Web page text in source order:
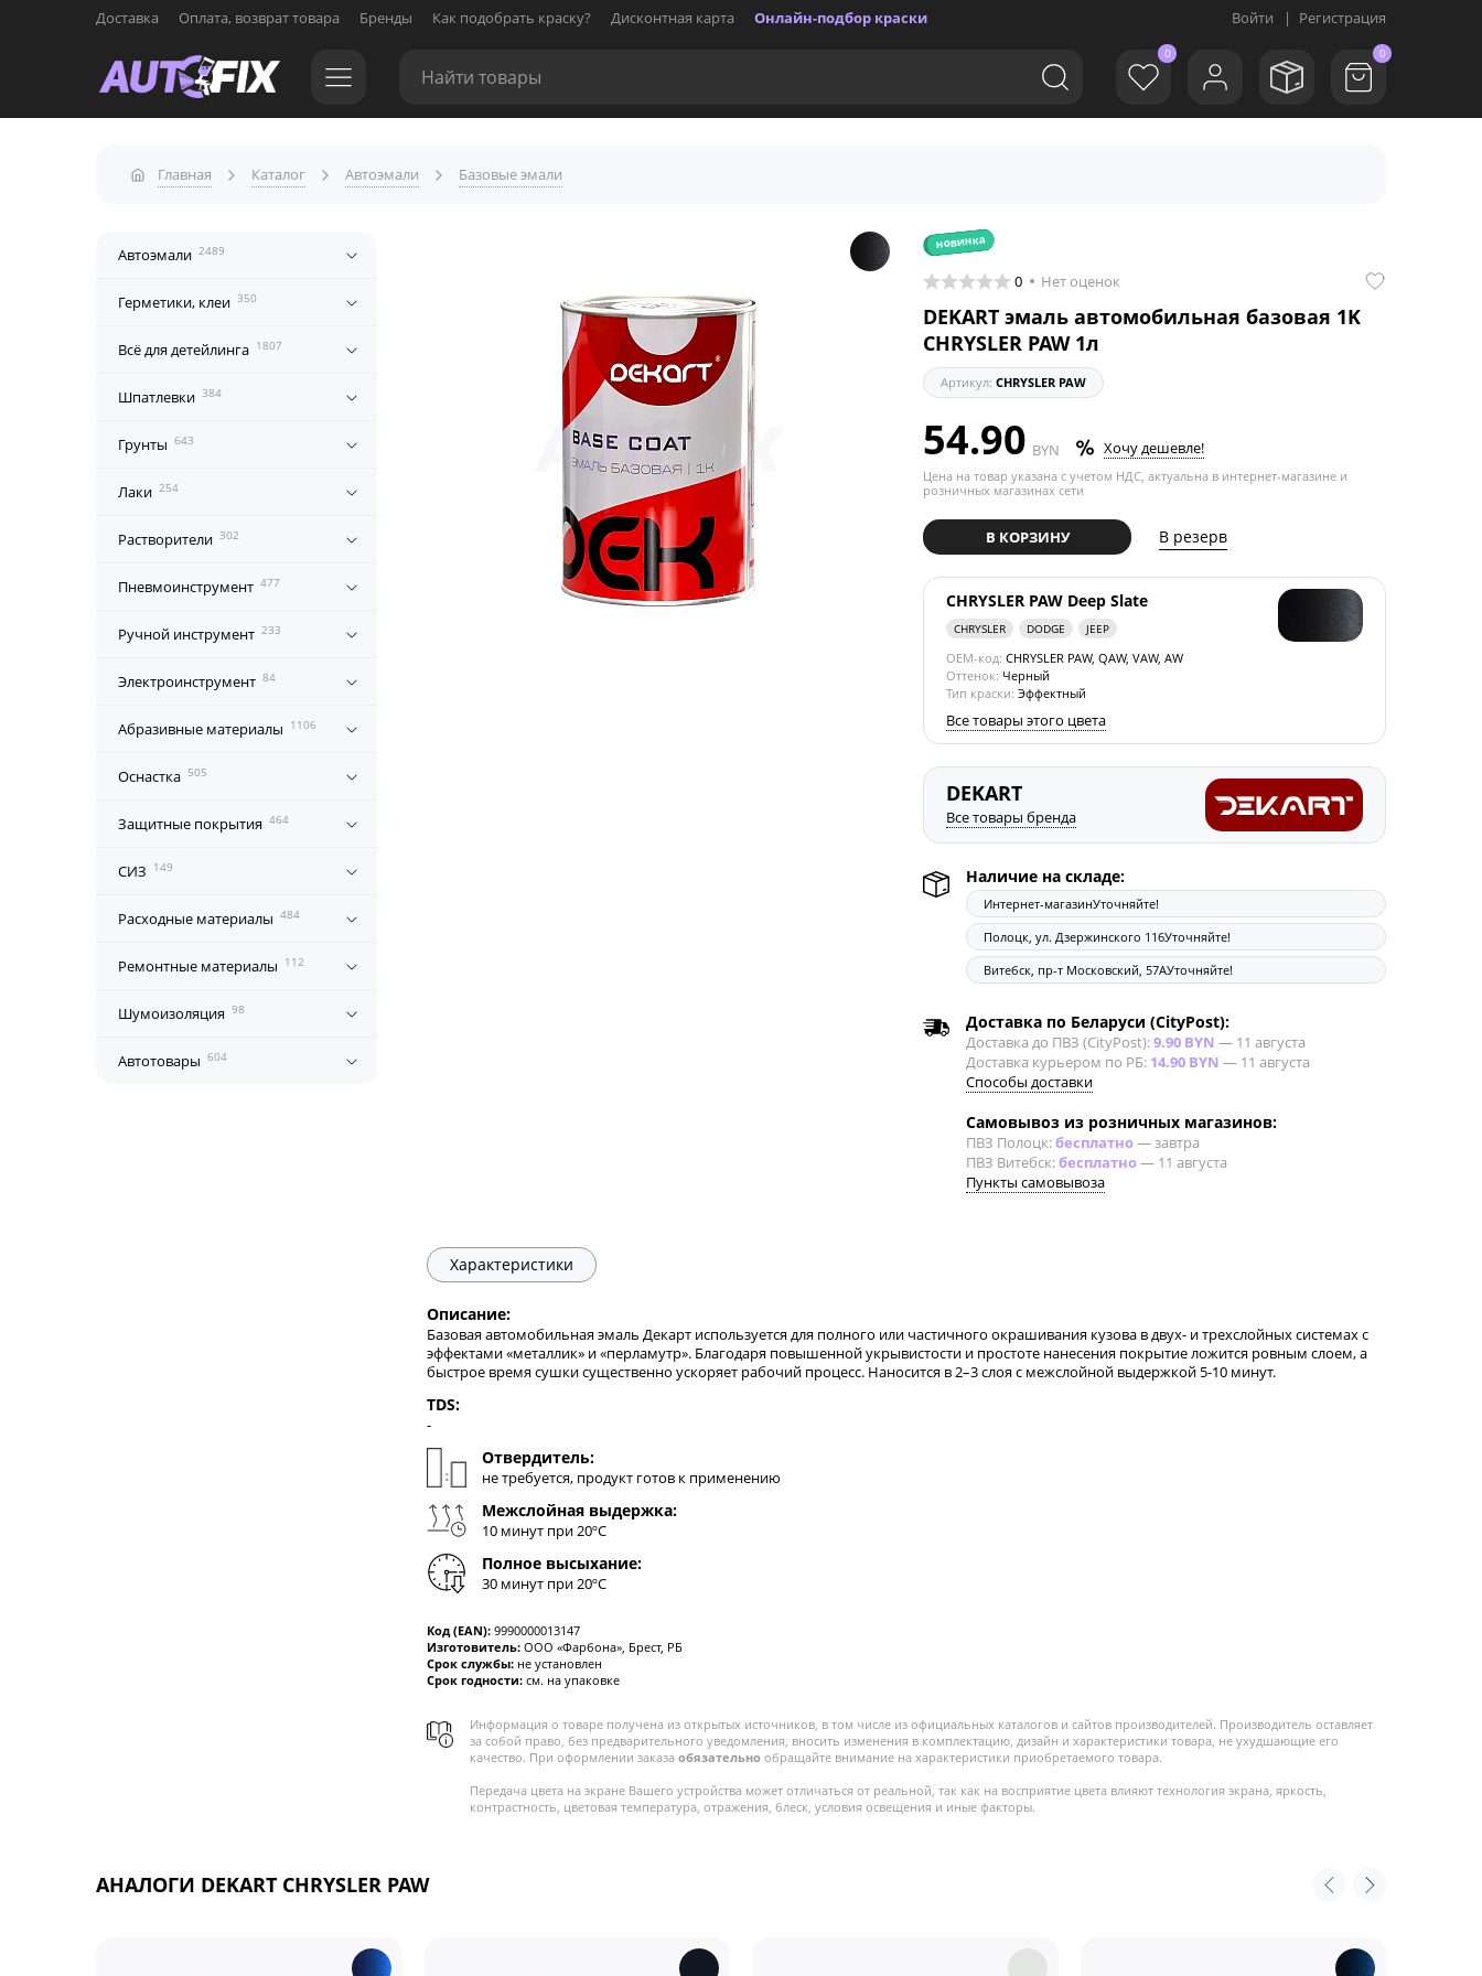
Доставка Оплата, возврат товара Бренды Как подобрать краску? Дисконтная карта Онлайн-подбор краски Войти | Регистрация
0 0
Главная Каталог Автоэмали Базовые эмали
Автоэмали 2489
Герметики, клеи 350
Всё для детейлинга 1807
Шпатлевки 384
Грунты 643
Лаки 254
Растворители 302
Пневмоинструмент 477
Ручной инструмент 233
Электроинструмент 84
Абразивные материалы 1106
Оснастка 505
Защитные покрытия 464
СИЗ 149
Расходные материалы 484
Ремонтные материалы 112
Шумоизоляция 98
Автотовары 604
новинка
0 Нет оценок
DEKART эмаль автомобильная базовая 1K
CHRYSLER PAW 1л
Артикул: CHRYSLER PAW
54.90 BYN Хочу дешевле!
Цена на товар указана с учетом НДС, актуальна в интернет-магазине и
розничных магазинах сети
В КОРЗИНУ В резерв
CHRYSLER PAW Deep Slate
CHRYSLER DODGE JEEP
OEM-код: CHRYSLER PAW, QAW, VAW, AW
Оттенок: Черный
Тип краски: Эффектный
Все товары этого цвета
DEKART
Все товары бренда
Наличие на складе:
Интернет-магазинУточняйте!
Полоцк, ул. Дзержинского 116Уточняйте!
Витебск, пр-т Московский, 57АУточняйте!
Доставка по Беларуси (CityPost):
Доставка до ПВЗ (CityPost):9.90 BYN — 11 августа
Доставка курьером по РБ: 14.90 BYN — 11 августа
Способы доставки
Самовывоз из розничных магазинов:
ПВЗ Полоцк:бесплатно—завтра
ПВЗ Витебск:бесплатно— 11 августа
Пункты самовывоза
Характеристики
Описание:
Базовая автомобильная эмаль Декарт используется для полного или частичного окрашивания кузова в двух- и трехслойных системах с
эффектами «металлик» и «перламутр». Благодаря повышенной укрывистости и простоте нанесения покрытие ложится ровным слоем, а
быстрое время сушки существенно ускоряет рабочий процесс. Наносится в 2–3 слоя с межслойной выдержкой 5-10 минут.
TDS:
-
Отвердитель:
не требуется, продукт готов к применению
Межслойная выдержка:
10 минут при 20ºC
Полное высыхание:
30 минут при 20ºC
Код (EAN): 9990000013147
Изготовитель: ООО «Фарбона», Брест, РБ
Срок службы: не установлен
Срок годности: см. на упаковке
Информация о товаре получена из открытых источников, в том числе из официальных каталогов и сайтов производителей. Производитель оставляет
за собой право, без предварительного уведомления, вносить изменения в комплектацию, дизайн и характеристики товара, не ухудшающие его
качество. При оформлении заказа обязательно обращайте внимание на характеристики приобретаемого товара.
Передача цвета на экране Вашего устройства может отличаться от реальной, так как на восприятие цвета влияют технология экрана, яркость,
контрастность, цветовая температура, отражения, блеск, условия освещения и иные факторы.
АНАЛОГИ DEKART CHRYSLER PAW